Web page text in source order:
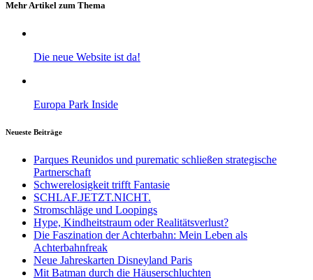
Mehr Artikel zum Thema
Die neue Website ist da!
Europa Park Inside
Neueste Beiträge
Parques Reunidos und purematic schließen strategische
Partnerschaft
Schwerelosigkeit trifft Fantasie
SCHLAF.JETZT.NICHT.
Stromschläge und Loopings
Hype, Kindheitstraum oder Realitätsverlust?
Die Faszination der Achterbahn: Mein Leben als
Achterbahnfreak
Neue Jahreskarten Disneyland Paris
Mit Batman durch die Häuserschluchten